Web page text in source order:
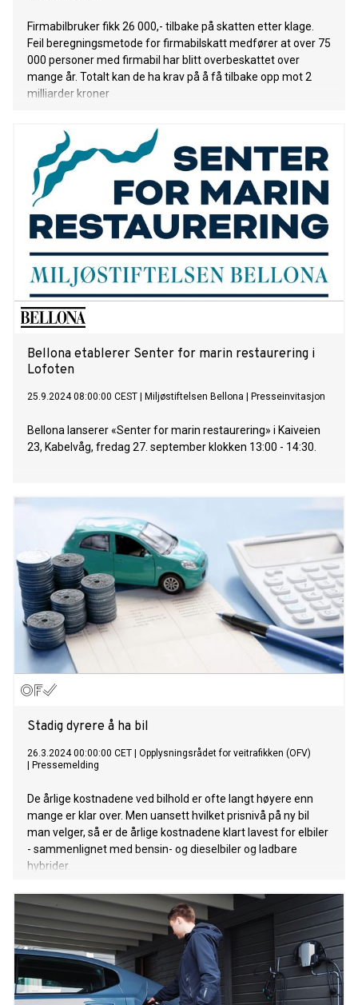
Firmabilbruker fikk 26 000,- tilbake på skatten etter klage.
Feil beregningsmetode for firmabilskatt medfører at over 75
000 personer med firmabil har blitt overbeskattet over
mange år. Totalt kan de ha krav på å få tilbake opp mot 2
milliarder kroner
Bellona etablerer Senter for marin restaurering i
Lofoten
25.9.2024 08:00:00 CEST Miljøstiftelsen Bellona Presseinvitasjon
Bellona lanserer «Senter for marin restaurering» i Kaiveien
23, Kabelvåg, fredag 27. september klokken 13:00 - 14:30.
Stadig dyrere å ha bil
26.3.2024 00:00:00 CET
Opplysningsrådet for veitrafikken (OFV)
Pressemelding
De årlige kostnadene ved bilhold er ofte langt høyere enn
mange er klar over. Men uansett hvilket prisnivå på ny bil
man velger, så er de årlige kostnadene klart lavest for elbiler
- sammenlignet med bensin- og dieselbiler og ladbare
hybrider.